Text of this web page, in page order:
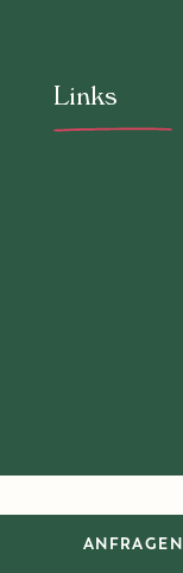
ANFRAGEN
Links
Impressum